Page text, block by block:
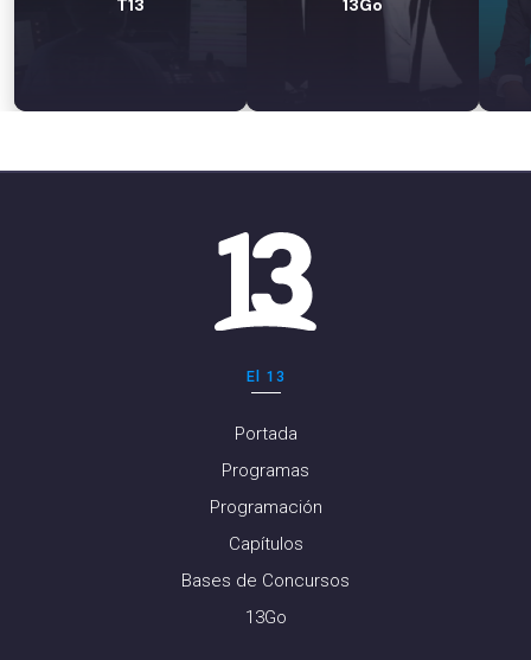
T13 13Go
El 13
Portada
Programas
Programación
Capítulos
Bases de Concursos
13Go